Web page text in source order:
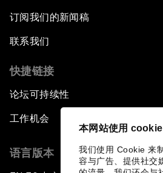
本网站使用 cookie
我们使用 Cookie 来
容与广告、提供社交
订阅我们的新闻稿
联系我们
快捷链接
论坛可持续性
工作机会
语言版本